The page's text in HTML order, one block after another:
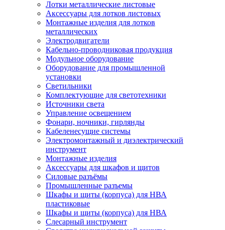
Лотки металлические листовые
Аксессуары для лотков листовых
Монтажные изделия для лотков
металлических
Электродвигатели
Кабельно-проводниковая продукция
Модульное оборудование
Оборудование для промышленной
установки
Светильники
Комплектующие для светотехники
Источники света
Управление освещением
Фонари, ночники, гирлянды
Кабеленесущие системы
Электромонтажный и диэлектрический
инструмент
Монтажные изделия
Аксессуары для шкафов и щитов
Силовые разъёмы
Промышленные разъемы
Шкафы и щиты (корпуса) для НВА
пластиковые
Шкафы и щиты (корпуса) для НВА
Слесарный инструмент